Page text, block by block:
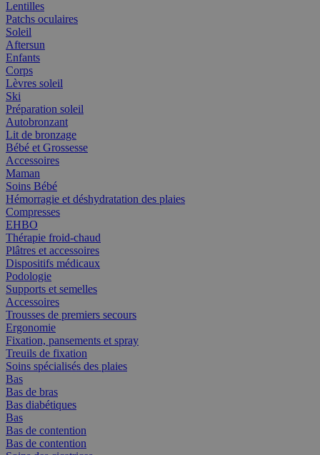
Lentilles
Patchs oculaires
Soleil
Aftersun
Enfants
Corps
Lèvres soleil
Ski
Préparation soleil
Autobronzant
Lit de bronzage
Bébé et Grossesse
Accessoires
Maman
Soins Bébé
Hémorragie et déshydratation des plaies
Compresses
EHBO
Thérapie froid-chaud
Plâtres et accessoires
Dispositifs médicaux
Podologie
Supports et semelles
Accessoires
Trousses de premiers secours
Ergonomie
Fixation, pansements et spray
Treuils de fixation
Soins spécialisés des plaies
Bas
Bas de bras
Bas diabétiques
Bas
Bas de contention
Bas de contention